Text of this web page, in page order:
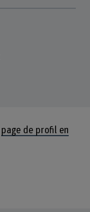
page de profil en